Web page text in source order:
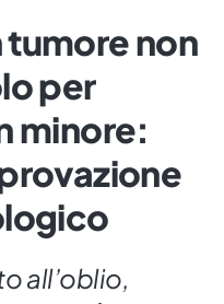
tumore non
per
minore:
all’oblio,